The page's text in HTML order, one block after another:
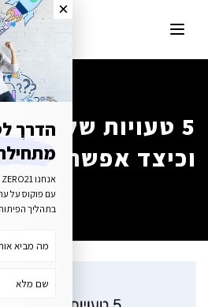
5 טעויות של
וכיצד אפשר לפתור
הדרך
מתחילה
בתהליך הפיתוח